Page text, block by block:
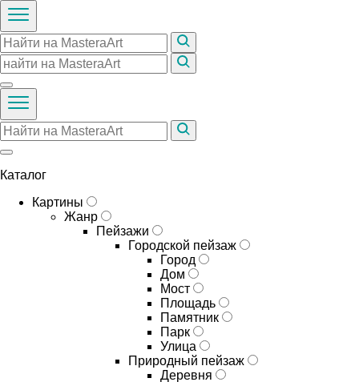
Каталог
Картины
Жанр
Пейзажи
Городской пейзаж
Город
Дом
Мост
Площадь
Памятник
Парк
Улица
Природный пейзаж
Деревня